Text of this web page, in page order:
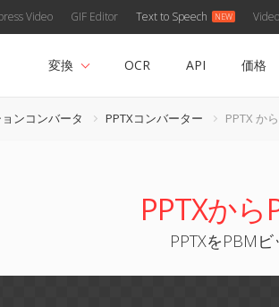
Video GIF Editor Text to Speech
変換 OCR API 価格
ンコンバータ PPTXコンバーター PPTX か
PPTXか
PPTXをPBM